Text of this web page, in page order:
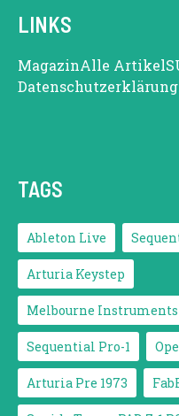
LINKS
MagazinAlle Artikel
Datenschutzerklärung
TAGS
Ableton Live
Arturia Keystep
Melbourne Instruments
Sequential Pro-1
Arturia Pre 1973